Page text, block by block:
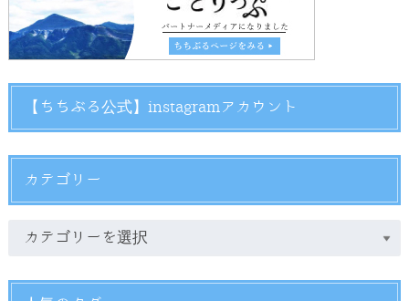
【ちちぶる公式】instagramアカウント
カテゴリー